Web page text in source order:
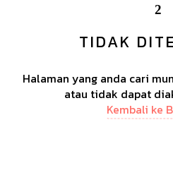
2
TIDAK
Halaman yang anda cari
atau tidak dapat
Kembali ke